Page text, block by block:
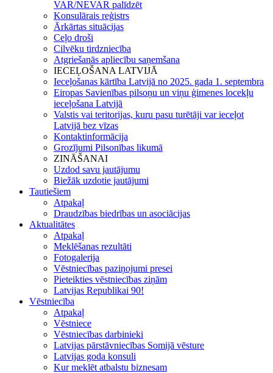
VAR/NEVAR palīdzēt
Konsulārais reģistrs
Ārkārtas situācijas
Ceļo droši
Cilvēku tirdzniecība
Atgriešanās apliecību saņemšana
IECEĻOŠANA LATVIJĀ
Ieceļošanas kārtība Latvijā no 2025. gada 1. septembra
Eiropas Savienības pilsoņu un viņu ģimenes locekļu
ieceļošana Latvijā
Valstis vai teritorijas, kuru pasu turētāji var ieceļot
Latvijā bez vīzas
Kontaktinformācija
Grozījumi Pilsonības likumā
ZINĀŠANAI
Uzdod savu jautājumu
Biežāk uzdotie jautājumi
Tautiešiem
Atpakaļ
Draudzības biedrības un asociācijas
Aktualitātes
Atpakaļ
Meklēšanas rezultāti
Fotogalerija
Vēstniecības paziņojumi presei
Pieteikties vēstniecības ziņām
Latvijas Republikai 90!
Vēstniecība
Atpakaļ
Vēstniece
Vēstniecības darbinieki
Latvijas pārstāvniecības Somijā vēsture
Latvijas goda konsuli
Kur meklēt atbalstu biznesam